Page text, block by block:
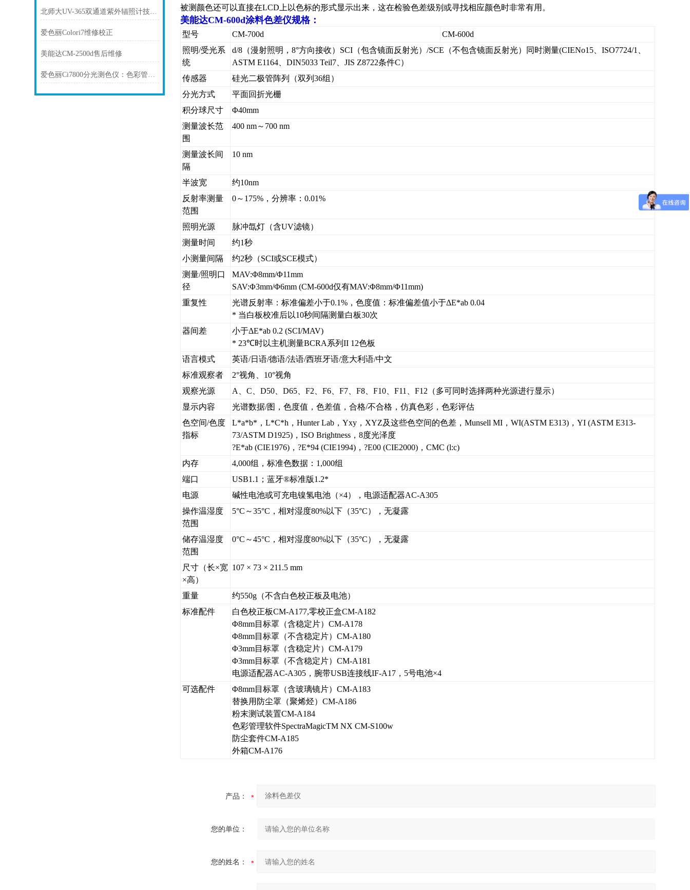
北师大UV-365双通道紫外辐照计技术参数
爱色丽Colori7维修校正
美能达CM-2500d售后维修
爱色丽Ci7800分光测色仪：色彩管理专家
被测颜色还可以直接在LCD上以色标的形式显示出来，这在检验色差级别或寻找相应颜色时非常有用。
美能达CM-600d涂料色差仪规格：
型号 CM-700d
CM-600d
照明/受光系
统
d/8（漫射照明，8°方向接收）SCI（包含镜面反射光）/SCE（不包含镜面反射光）同时测量(CIENo15、ISO7724/1、
ASTM E1164、DIN5033 Teil7、JIS Z8722条件C）
传感器
硅光二极管阵列（双列36组）
分光方式
平面回折光栅
积分球尺寸
Φ40mm
测量波长范
围
400 nm～700 nm
测量波长间
隔
10 nm
半波宽
约10nm
反射率测量
范围
0～175%，分辨率：0.01%
照明光源
脉冲氙灯（含UV滤镜）
测量时间
约1秒
小测量间隔
约2秒（SCI或SCE模式）
测量/照明口
径
MAV:Φ8mm/Φ11mm
SAV:Φ3mm/Φ6mm (CM-600d仅有MAV:Φ8mm/Φ11mm)
重复性
光谱反射率：标准偏差小于0.1%，色度值：标准偏差值小于ΔE*ab 0.04
* 当白板校准后以10秒间隔测量白板30次
器间差
小于ΔE*ab 0.2 (SCI/MAV)
* 23℃时以主机测量BCRA系列II 12色板
语言模式
英语/日语/德语/法语/西班牙语/意大利语/中文
标准观察者
2°视角、10°视角
观察光源
A、C、D50、D65、F2、F6、F7、F8、F10、F11、F12（多可同时选择两种光源进行显示）
显示内容
光谱数据/图，色度值，色差值，合格/不合格，仿真色彩，色彩评估
色空间/色度
指标
L*a*b*，L*C*h，Hunter Lab，Yxy，XYZ及这些色空间的色差，Munsell MI，WI(ASTM E313)，YI (ASTM E313-
73/ASTM D1925)，ISO Brightness，8度光泽度
?E*ab (CIE1976)，?E*94 (CIE1994)，?E00 (CIE2000)，CMC (l:c)
内存
4,000组，标准色数据：1,000组
端口
USB1.1；蓝牙®标准版1.2*
电源
碱性电池或可充电镍氢电池（×4），电源适配器AC-A305
操作温湿度
范围
5°C～35°C，相对湿度80%以下（35°C），无凝露
储存温湿度
范围
0°C～45°C，相对湿度80%以下（35°C），无凝露
尺寸（长×宽
×高）
107 × 73 × 211.5 mm
重量
约550g（不含白色校正板及电池）
标准配件
白色校正板CM-A177,零校正盒CM-A182
Φ8mm目标罩（含稳定片）CM-A178
Φ8mm目标罩（不含稳定片）CM-A180
Φ3mm目标罩（含稳定片）CM-A179
Φ3mm目标罩（不含稳定片）CM-A181
电源适配器AC-A305，腕带USB连接线IF-A17，5号电池×4
可选配件
Φ8mm目标罩（含玻璃镜片）CM-A183
替换用防尘罩（聚烯烃）CM-A186
粉末测试装置CM-A184
色彩管理软件SpectraMagicTM NX CM-S100w
防尘套件CM-A185
外箱CM-A176
产品：
您的单位：
您的姓名：